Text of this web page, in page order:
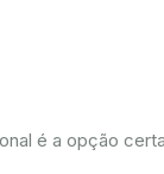
é a opção